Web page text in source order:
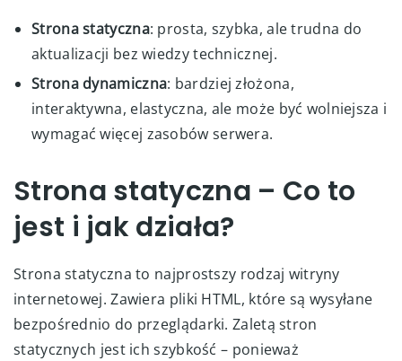
Strona statyczna: prosta, szybka, ale trudna do
aktualizacji bez wiedzy technicznej.
Strona dynamiczna: bardziej złożona,
interaktywna, elastyczna, ale może być wolniejsza i
wymagać więcej zasobów serwera.
Strona statyczna – Co to
jest i jak działa?
Strona statyczna to najprostszy rodzaj witryny
internetowej. Zawiera pliki HTML, które są wysyłane
bezpośrednio do przeglądarki. Zaletą stron
statycznych jest ich szybkość – ponieważ